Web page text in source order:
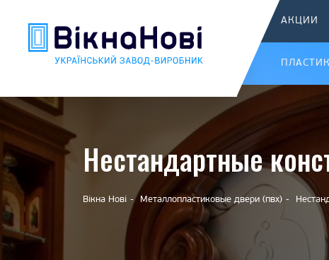
АКЦИИ
Нестандартные
Вікна Нові Металлопластиковые двери (пвх)